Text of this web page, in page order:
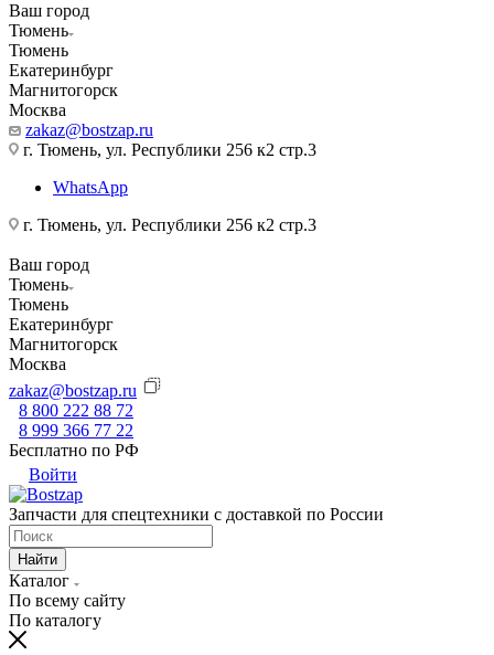
Ваш город
Тюмень
Тюмень
Екатеринбург
Магнитогорск
Москва
zakaz@bostzap.ru
г. Тюмень, ул. Республики 256 к2 стр.3
WhatsApp
г. Тюмень, ул. Республики 256 к2 стр.3
Ваш город
Тюмень
Тюмень
Екатеринбург
Магнитогорск
Москва
zakaz@bostzap.ru
8 800 222 88 72
8 999 366 77 22
Бесплатно по РФ
Войти
Запчасти для спецтехники с доставкой по России
Найти
Каталог
По всему сайту
По каталогу